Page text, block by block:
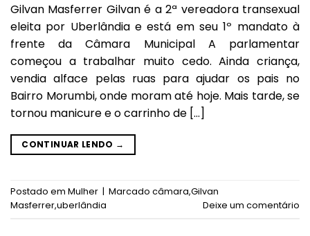
Gilvan Masferrer Gilvan é a 2ª vereadora transexual
eleita por Uberlândia e está em seu 1º mandato à
frente da Câmara Municipal A parlamentar
começou a trabalhar muito cedo. Ainda criança,
vendia alface pelas ruas para ajudar os pais no
Bairro Morumbi, onde moram até hoje. Mais tarde, se
tornou manicure e o carrinho de […]
CONTINUAR LENDO →
Postado em Mulher | Marcado câmara,Gilvan
Masferrer,uberlândia Deixe um comentário